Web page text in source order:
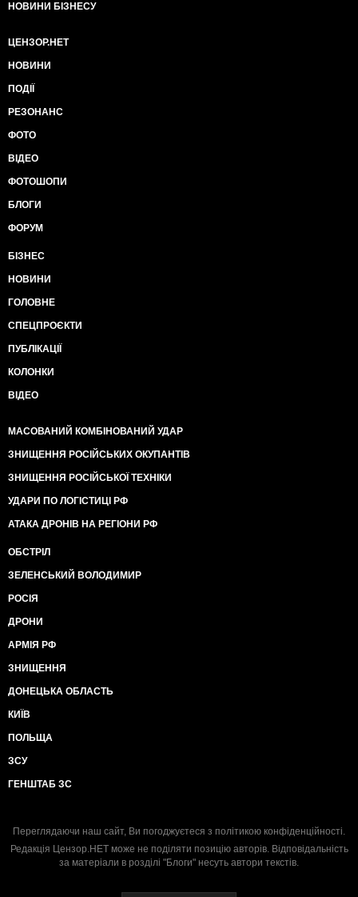
НОВИНИ БІЗНЕСУ
ЦЕНЗОР.НЕТ
НОВИНИ
ПОДІЇ
РЕЗОНАНС
ФОТО
ВІДЕО
ФОТОШОПИ
БЛОГИ
ФОРУМ
БІЗНЕС
НОВИНИ
ГОЛОВНЕ
СПЕЦПРОЄКТИ
ПУБЛІКАЦІЇ
КОЛОНКИ
ВІДЕО
МАСОВАНИЙ КОМБІНОВАНИЙ УДАР
ЗНИЩЕННЯ РОСІЙСЬКИХ ОКУПАНТІВ
ЗНИЩЕННЯ РОСІЙСЬКОЇ ТЕХНІКИ
УДАРИ ПО ЛОГІСТИЦІ РФ
АТАКА ДРОНІВ НА РЕГІОНИ РФ
ОБСТРІЛ
ЗЕЛЕНСЬКИЙ ВОЛОДИМИР
РОСІЯ
ДРОНИ
АРМІЯ РФ
ЗНИЩЕННЯ
ДОНЕЦЬКА ОБЛАСТЬ
КИЇВ
ПОЛЬЩА
ЗСУ
ГЕНШТАБ ЗС
Переглядаючи наш сайт, Ви погоджуєтеся з політикою конфіденційності.
Редакція Цензор.НЕТ може не поділяти позицію авторів. Відповідальність
за матеріали в розділі "Блоги" несуть автори текстів.